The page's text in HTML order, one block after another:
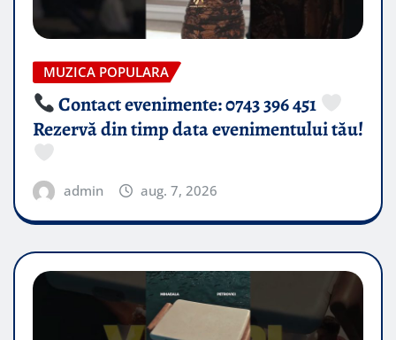
MUZICA POPULARA
Contact evenimente: 0743 396 451
Rezervă din timp data evenimentului tău!
admin aug. 7, 2026